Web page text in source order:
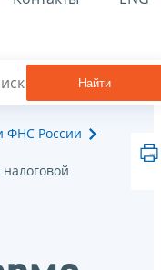
Найти
ФНС России